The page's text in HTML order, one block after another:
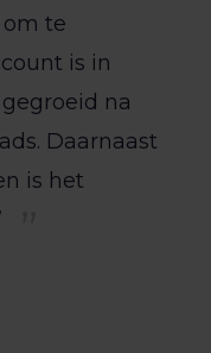
te
is in
na
Daarnaast
is het